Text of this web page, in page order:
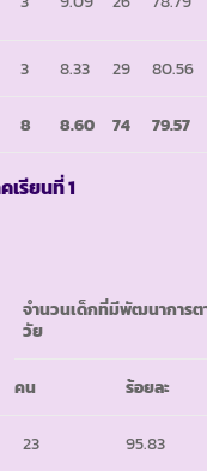
3 8.33 29 80.56
8 8.60 74 79.57
เรียนที่ 1
จำนวนเด็กที่มีพัฒนาการต
วัย
คน ร้อยละ
23 95.83